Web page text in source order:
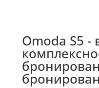
Omoda S5